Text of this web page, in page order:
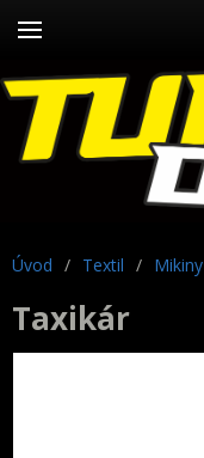
Úvod / Textil / Mikiny
Taxikár